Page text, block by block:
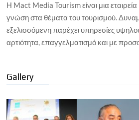
Η Mact Media Tourism είναι μια εταιρεία
γνώση στα θέματα του τουρισμού.
εξελισσόμενη παρέχει υπηρεσίες
αρτιότητα, επαγγελματισμό και με
Gallery